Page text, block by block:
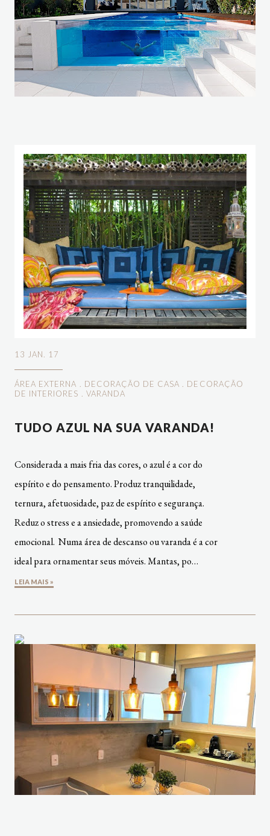
13 JAN. 17
ÁREA EXTERNA DECORAÇÃO DE CASA
DECORAÇÃO
DE INTERIORES
VARANDA
TUDO AZUL NA SUA VARANDA!
Considerada a mais fria das cores, o azul é a cor do
espírito e do pensamento. Produz tranquilidade,
ternura, afetuosidade, paz de espírito e segurança.
Reduz o stress e a ansiedade, promovendo a saúde
emocional. Numa área de descanso ou varanda é a cor
ideal para ornamentar seus móveis. Mantas, po…
LEIA MAIS »